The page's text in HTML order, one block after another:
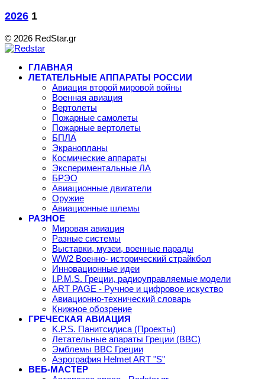
2026 1
© 2026 RedStar.gr
ГЛАВНАЯ
ЛЕТАТЕЛЬНЫЕ АППАРАТЫ РОССИИ
Авиация второй мировой войны
Военная авиация
Вертолеты
Пожарные самолеты
Пожарные вертолеты
БПЛА
Экранопланы
Космические аппараты
Экспериментальные ЛА
БРЭО
Авиационные двигатели
Оружие
Авиационные шлемы
РАЗНОЕ
Мировая авиация
Разные системы
Выставки, музеи, военные парады
WW2 Военно- исторический страйкбол
Инновационные идеи
I.P.M.S. Греции, радиоуправляемые модели
ART PAGE - Ручное и цифровое искуство
Авиационно-технический словарь
Книжное обозрение
ГРЕЧЕСКАЯ АВИАЦИЯ
K.P.S. Панитсидиса (Проекты)
Летательные апараты Греции (ВВС)
Эмблемы ВВС Греции
Аэрография Helmet ART "S"
ВЕБ-МАСТЕР